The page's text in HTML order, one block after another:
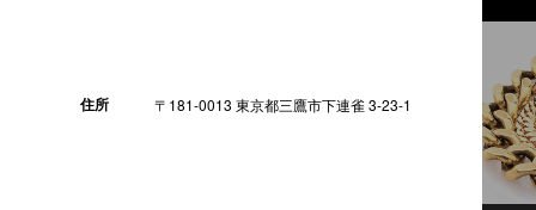
住所 〒181-0013 東京都三鷹市下連雀 3-23-1